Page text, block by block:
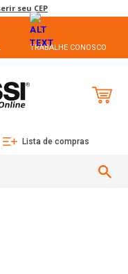
seu CEP
TRABALHE CONOSCO
Lista de compras